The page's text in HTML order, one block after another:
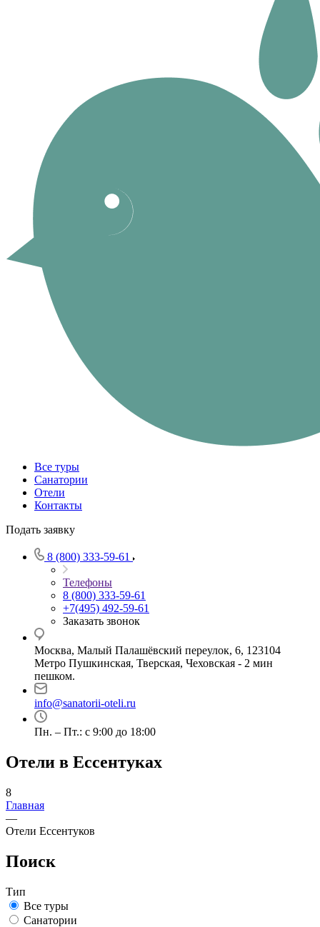
Все туры
Санатории
Отели
Контакты
Подать заявку
8 (800) 333-59-61
Телефоны
8 (800) 333-59-61
+7(495) 492-59-61
Заказать звонок
Москва, Малый Палашёвский переулок, 6, 123104
Метро Пушкинская, Тверская, Чеховская - 2 мин
пешком.
info@sanatorii-oteli.ru
Пн. – Пт.: с 9:00 до 18:00
Отели в Ессентуках
8
Главная
—
Отели Ессентуков
Поиск
Тип
Все туры
Санатории